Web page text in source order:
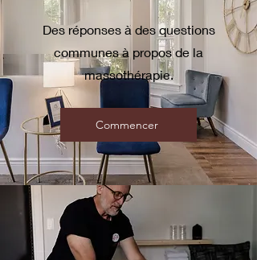
Des réponses à des questions
communes à propos de la
massothérapie.
Commencer